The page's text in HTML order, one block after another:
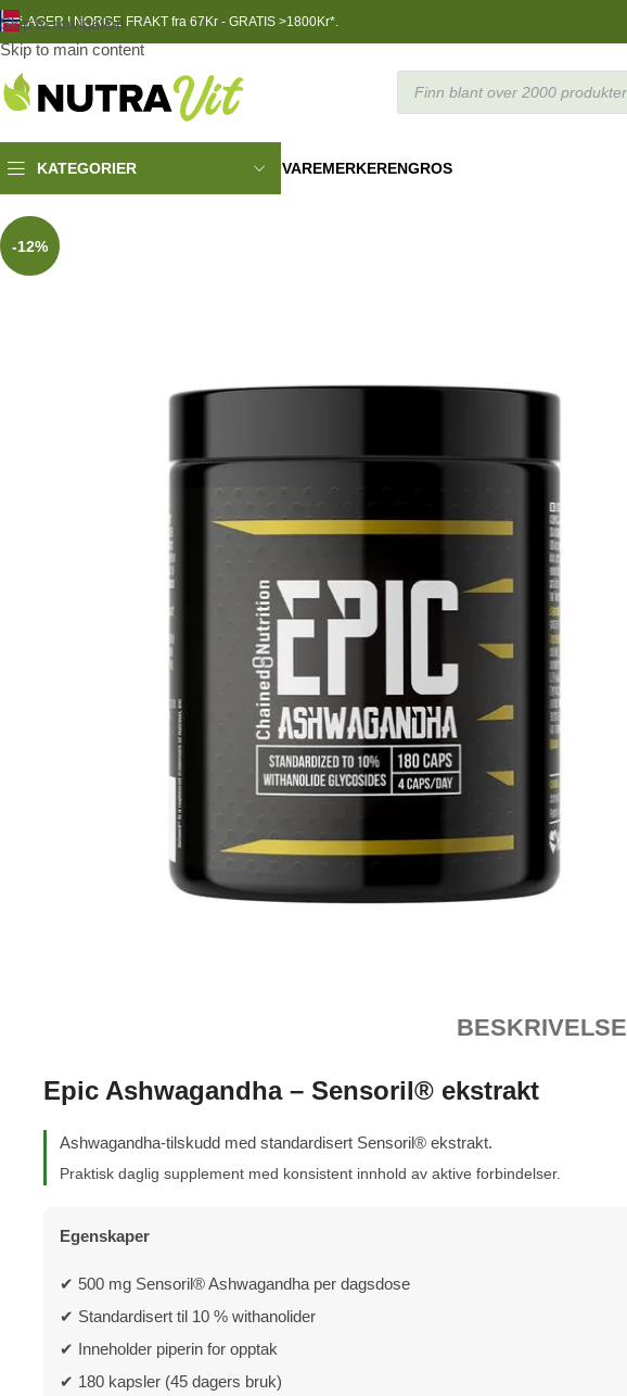
Skip to navigation
Skip to main content
LAGER I NORGEFRAKT fra 67Kr - GRATIS >1800Kr*.
KATEGORIER VAREMERKERENGROS
-12%
BESKRIVELSE
Epic Ashwagandha – Sensoril® ekstrakt
Ashwagandha-tilskudd med standardisert Sensoril® ekstrakt.
Praktisk daglig supplement med konsistent innhold av aktive forbindelser.
Egenskaper
✔ 500 mg Sensoril® Ashwagandha per dagsdose
✔ Standardisert til 10 % withanolider
✔ Inneholder piperin for opptak
✔ 180 kapsler (45 dagers bruk)